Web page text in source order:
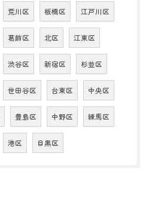
荒川区 板橋区 江戸川区
葛飾区 北区 江東区
渋谷区 新宿区 杉並区
世田谷区 台東区 中央区
豊島区 中野区 練馬区
港区 目黒区